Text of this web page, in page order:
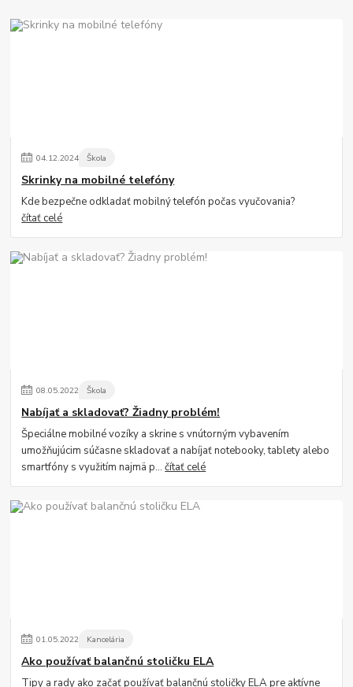
04.12.2024 Škola
Skrinky na mobilné telefóny
Kde bezpečne odkladať mobilný telefón počas vyučovania?
čítať celé
08.05.2022 Škola
Nabíjať a skladovať? Žiadny problém!
Špeciálne mobilné vozíky a skrine s vnútorným vybavením
umožňujúcim súčasne skladovať a nabíjať notebooky, tablety alebo
smartfóny s využitím najmä p...čítať celé
01.05.2022 Kancelária
Ako používať balančnú stoličku ELA
Tipy a rady ako začať používať balančnú stoličky ELA pre aktívne